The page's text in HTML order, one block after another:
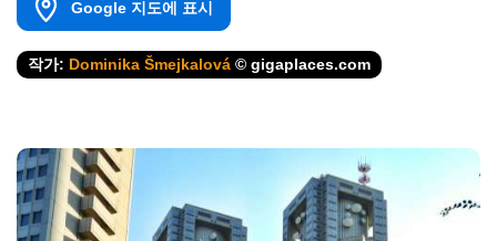
Google 지도에 표시
작가: Dominika Šmejkalová © gigaplaces.com